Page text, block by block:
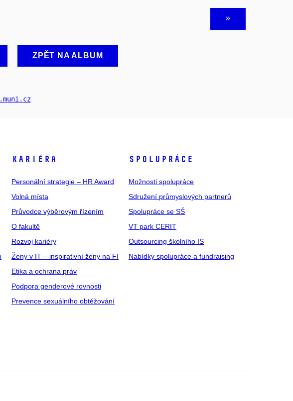
ZPĚT NA ALBUM
.muni .cz
KARIÉRA
Personální strategie – HR Award
Volná místa
Průvodce výběrovým řízením
O fakultě
Rozvoj kariéry
Ženy v IT – inspirativní ženy na FI
Etika a ochrana práv
Podpora genderové rovnosti
Prevence sexuálního obtěžování
SPOLUPRÁCE
Možnosti spolupráce
Sdružení průmyslových partnerů
Spolupráce se SŠ
VT park CERIT
Outsourcing školního IS
Nabídky spolupráce a fundraising